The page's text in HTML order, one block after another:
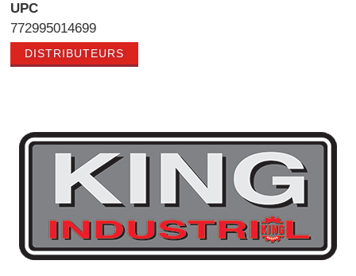
UPC
772995014699
DISTRIBUTEURS